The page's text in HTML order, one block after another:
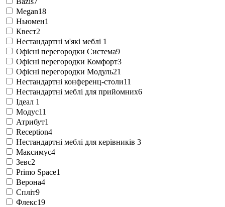
Megan18
Ньюмен1
Квест2
Нестандартні м'які меблі 1
Офісні перегородки Система9
Офісні перегородки Комфорт3
Офісні перегородки Модуль21
Нестандартні конференц-столи11
Нестандартні меблі для прийомних6
Ідеал 1
Модус11
Атрибут1
Reception4
Нестандартні меблі для керівників 3
Максимус4
Зевс2
Primo Space1
Верона4
Спліт9
Флекс19